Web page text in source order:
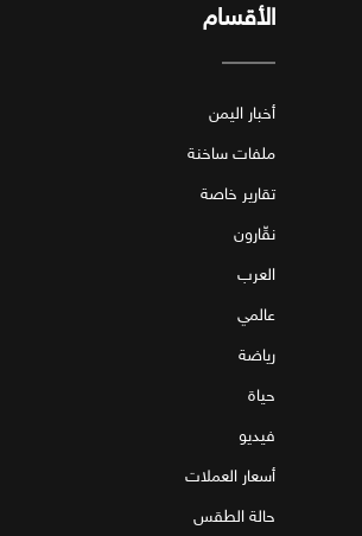
الأقسام
أخبار اليمن
ملفات ساخنة
تقارير خاصة
نقّارون
العرب
عالمي
رياضة
حياة
فيديو
أسعار العملات
حالة الطقس